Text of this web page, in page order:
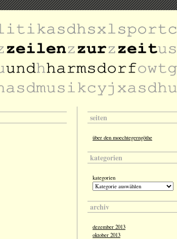
seiten
über den moechtegerngöthe
kategorien
kategorien
archiv
dezember 2013
oktober 2013